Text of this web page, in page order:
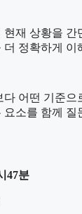
재 상황을
정확하게
어떤 기준
소를 함께
47분